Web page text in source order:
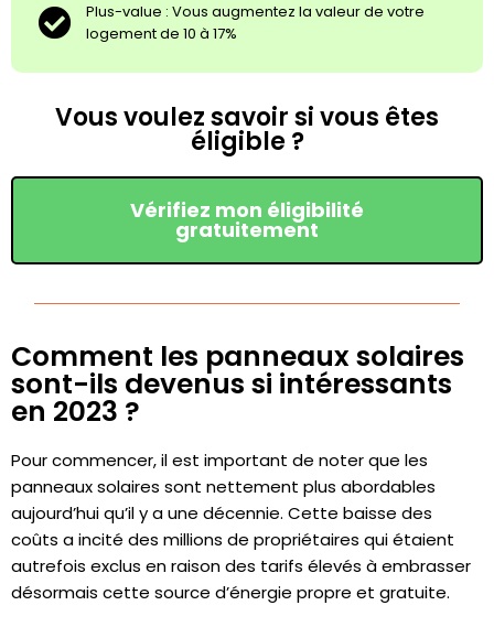
Plus-value : Vous augmentez la valeur de votre
logement de 10 à 17%
Vous voulez savoir si vous êtes
éligible ?
Vérifiez mon éligibilité
gratuitement
Comment les panneaux solaires
sont-ils devenus si intéressants
en 2023 ?
Pour commencer, il est important de noter que les
panneaux solaires sont nettement plus abordables
aujourd’hui qu’il y a une décennie. Cette baisse des
coûts a incité des millions de propriétaires qui étaient
autrefois exclus en raison des tarifs élevés à embrasser
désormais cette source d’énergie propre et gratuite.